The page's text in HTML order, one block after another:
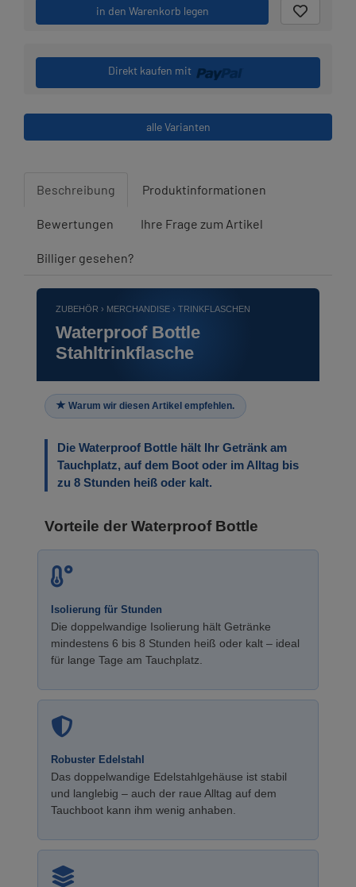
in den Warenkorb legen
Direkt kaufen mit
alle Varianten
Beschreibung Produktinformationen
Bewertungen Ihre Frage zum Artikel
Billiger gesehen?
ZUBEHÖR › MERCHANDISE › TRINKFLASCHEN
Waterproof Bottle
Stahltrinkflasche
Warum wir diesen Artikel empfehlen.
Die Waterproof Bottle hält Ihr Getränk am
Tauchplatz, auf dem Boot oder im Alltag bis
zu 8 Stunden heiß oder kalt.
Vorteile der Waterproof Bottle
Isolierung für Stunden
Die doppelwandige Isolierung hält Getränke
mindestens 6 bis 8 Stunden heiß oder kalt – ideal
für lange Tage am Tauchplatz.
Robuster Edelstahl
Das doppelwandige Edelstahlgehäuse ist stabil
und langlebig – auch der raue Alltag auf dem
Tauchboot kann ihm wenig anhaben.